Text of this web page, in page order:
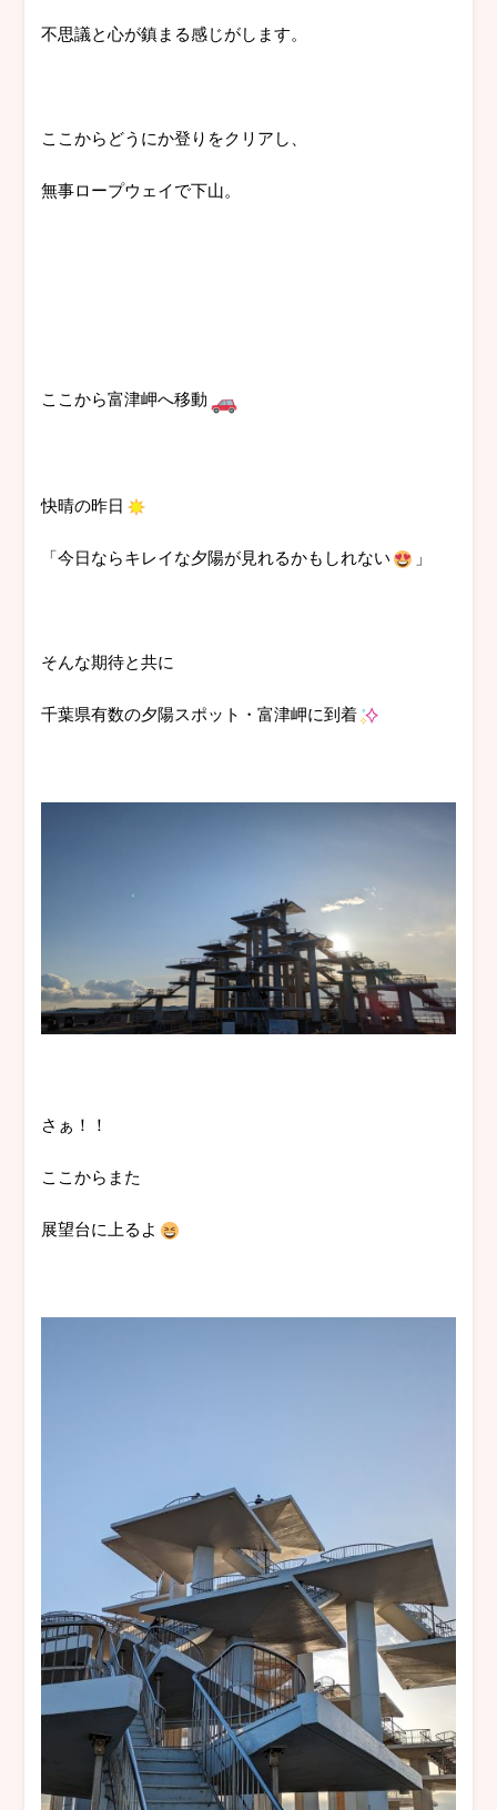
不思議と心が鎮まる感じがします。
ここからどうにか登りをクリアし、
無事ロープウェイで下山。
ここから富津岬へ移動
快晴の昨日
「今日ならキレイな夕陽が見れるかもしれない 」
そんな期待と共に
千葉県有数の夕陽スポット・富津岬に到着
さぁ！！
ここからまた
展望台に上るよ